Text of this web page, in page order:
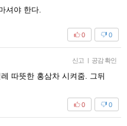
셔야 한다.
0
0
신고 | 공감 확인
따뜻한 홍삼차 시켜줌. 그뒤
0
0